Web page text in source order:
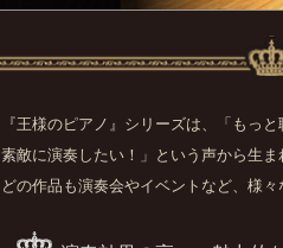
『王様のピアノ』シリーズは、「もっ
素敵に演奏したい！」という声から生ま
どの作品も演奏会やイベントなど、様